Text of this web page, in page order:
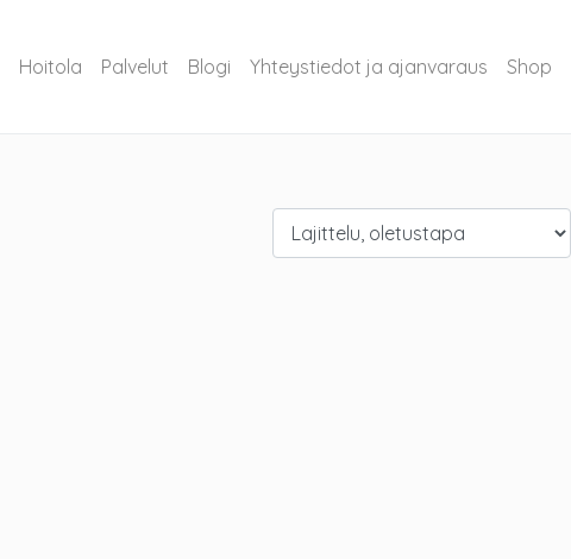
Hoitola Palvelut Blogi Yhteystiedot ja ajanvaraus Shop